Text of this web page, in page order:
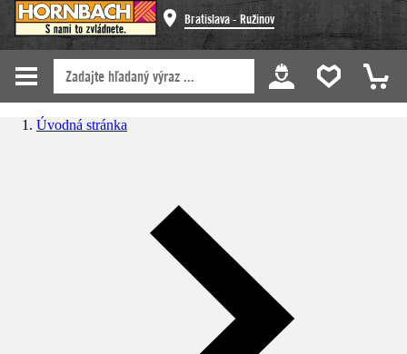
Bratislava - Ružinov
Úvodná stránka